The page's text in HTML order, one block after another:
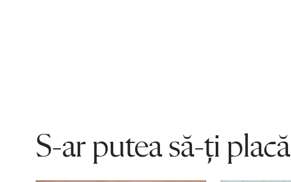
S-ar putea să-ți placă